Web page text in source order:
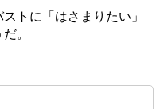
トに「はさまりたい」
。